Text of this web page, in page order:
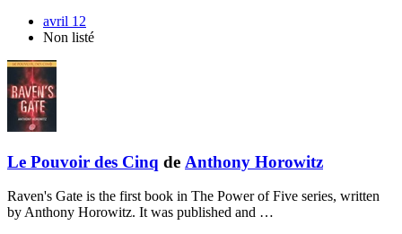
avril 12
Non listé
Le Pouvoir des Cinq de Anthony Horowitz
Raven's Gate is the first book in The Power of Five series, written
by Anthony Horowitz. It was published and …